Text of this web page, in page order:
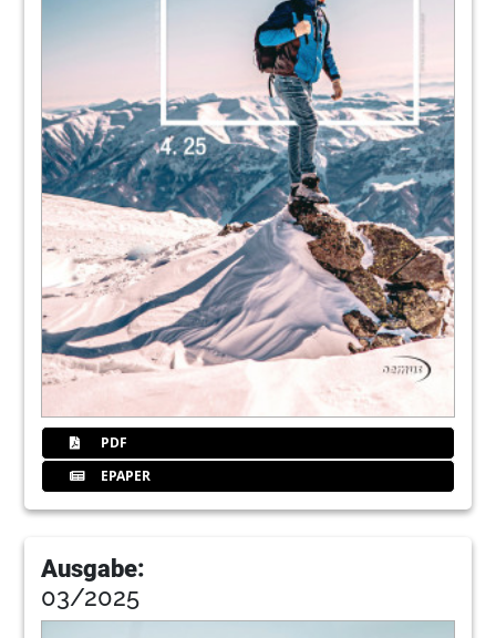
PDF
EPAPER
Ausgabe:
03/2025